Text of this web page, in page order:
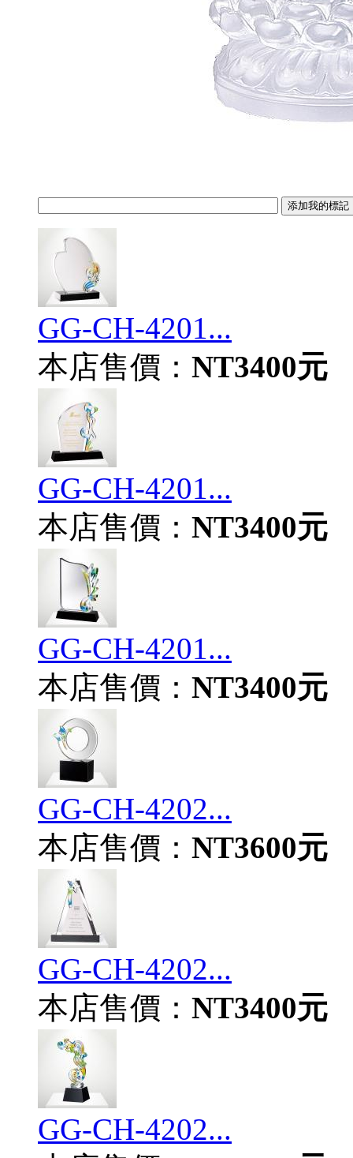
GG-CH-4201...
本店售價： NT3400元
GG-CH-4201...
本店售價： NT3400元
GG-CH-4201...
本店售價： NT3400元
GG-CH-4202...
本店售價： NT3600元
GG-CH-4202...
本店售價： NT3400元
GG-CH-4202...